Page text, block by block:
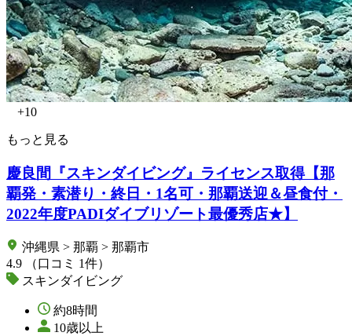
+10
もっと見る
慶良間『スキンダイビング』ライセンス取得【那
覇発・素潜り・終日・1名可・那覇送迎＆昼食付・
2022年度PADIダイブリゾート最優秀店★】
沖縄県 > 那覇 > 那覇市
4.9
（口コミ 1件）
スキンダイビング
約8時間
10歳以上